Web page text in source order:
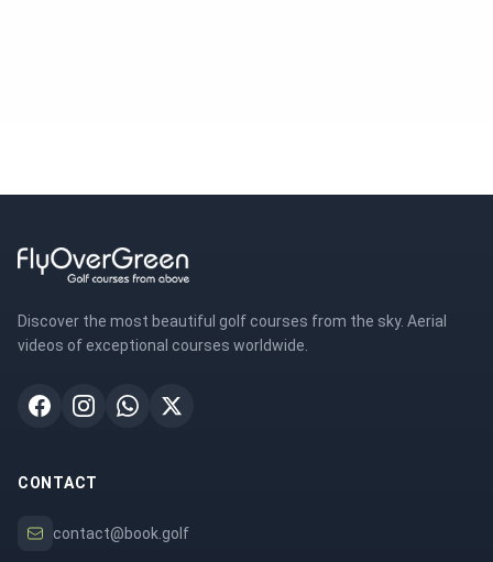
Discover the most beautiful golf courses from the sky. Aerial
videos of exceptional courses worldwide.
CONTACT
contact@book.golf